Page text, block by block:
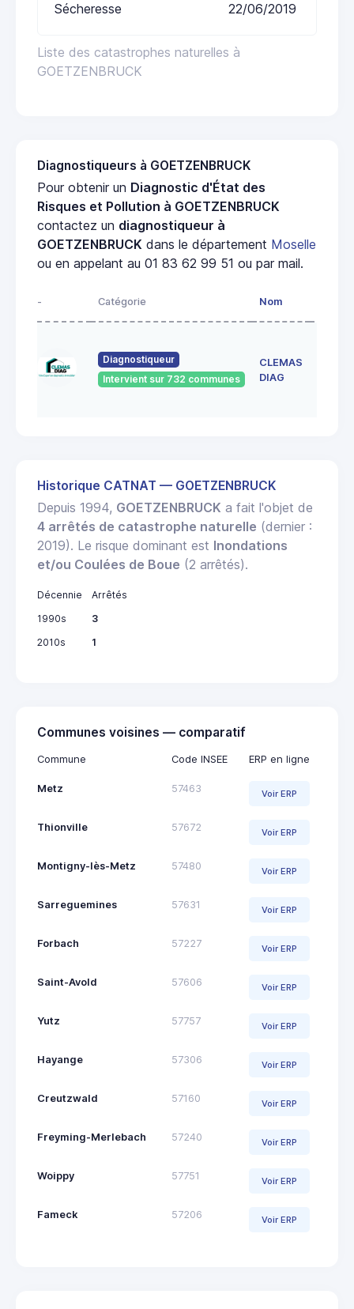
Liste des catastrophes naturelles à
GOETZENBRUCK
Sécheresse 22/06/2019
Diagnostiqueurs à GOETZENBRUCK
Pour obtenir un Diagnostic d'État des
Risques et Pollution à GOETZENBRUCK
contactez un diagnostiqueur à
GOETZENBRUCK dans le département Moselle
ou en appelant au 01 83 62 99 51 ou par mail.
- Catégorie Nom
Diagnostiqueur
Intervient sur 732 communes
CLEMAS
DIAG
Historique CATNAT — GOETZENBRUCK
Depuis 1994, GOETZENBRUCK a fait l'objet de
4 arrêtés de catastrophe naturelle (dernier :
2019). Le risque dominant est Inondations
et/ou Coulées de Boue (2 arrêtés).
Décennie
Arrêtés
1990s
3
2010s
1
Communes voisines — comparatif
Commune Code INSEE ERP en ligne
Metz 57463 Voir ERP
Thionville 57672 Voir ERP
Montigny-lès-Metz 57480 Voir ERP
Sarreguemines 57631 Voir ERP
Forbach 57227 Voir ERP
Saint-Avold 57606 Voir ERP
Yutz 57757 Voir ERP
Hayange 57306 Voir ERP
Creutzwald 57160 Voir ERP
Freyming-Merlebach 57240 Voir ERP
Woippy 57751 Voir ERP
Fameck 57206 Voir ERP